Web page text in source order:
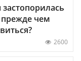
чем
2600